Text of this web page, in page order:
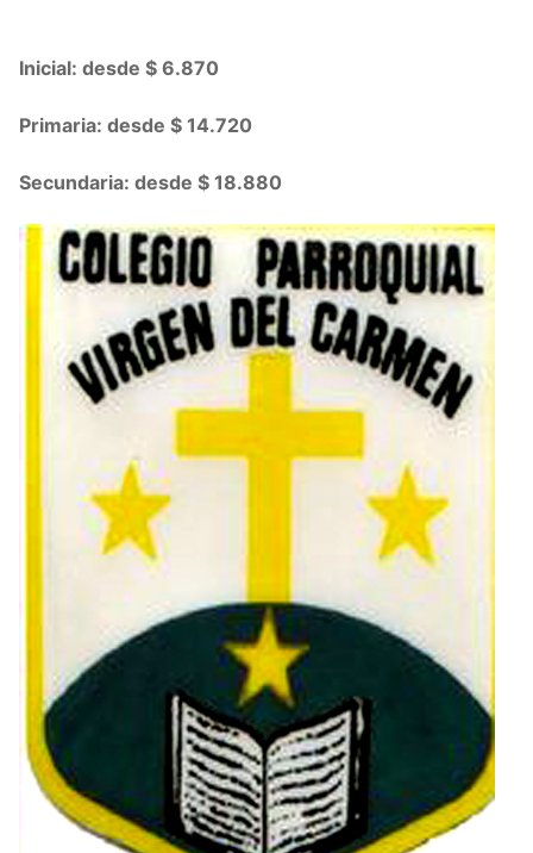
Inicial: desde $ 6.870
Primaria: desde $ 14.720
Secundaria: desde $ 18.880